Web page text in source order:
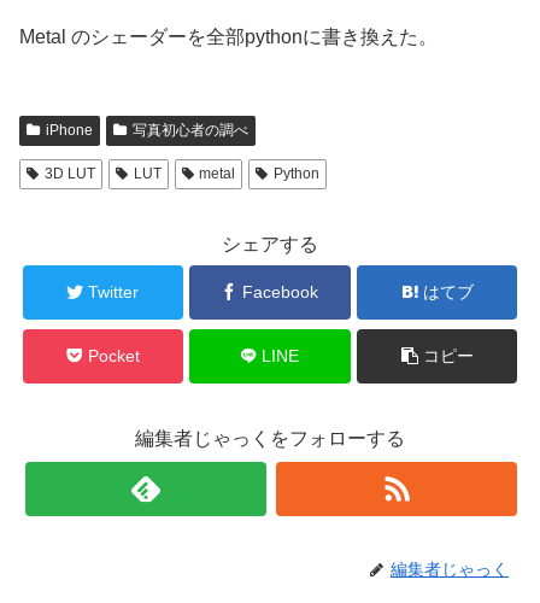
Metal のシェーダーを全部pythonに書き換えた。
iPhone 写真初心者の調べ
3D LUT LUT metal Python
シェアする
Twitter Facebook はてブ
Pocket LINE コピー
編集者じゃっくをフォローする
編集者じゃっく